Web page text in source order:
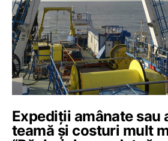
Expediții amânate sau
teamă și costuri mult